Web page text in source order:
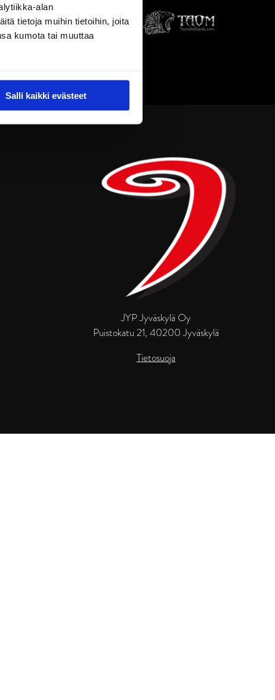
alan
tietoja muihin tietoihin, joita
kumota tai muuttaa
Salli kaikki evästeet
JYP Jyväskylä Oy
Puistokatu 21, 40200 Jyväskylä
Tietosuoja